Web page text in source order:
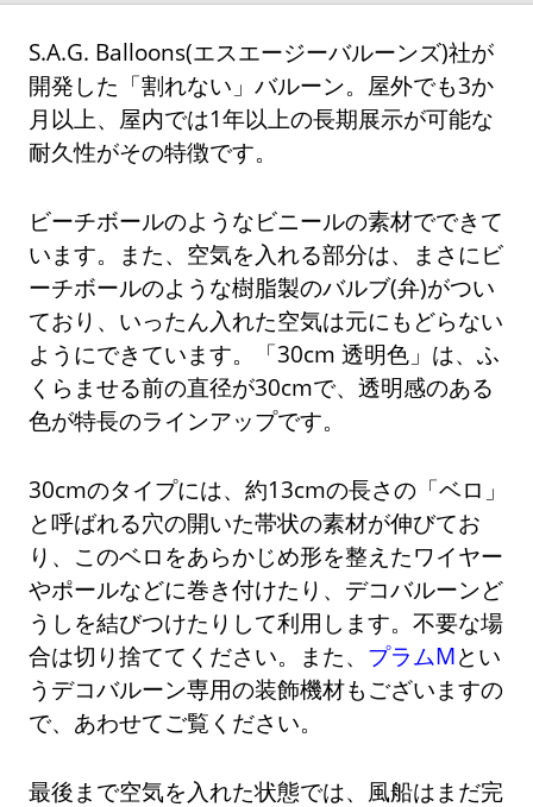
S.A.G. Balloons(エスエージーバルーンズ)社が
開発した「割れない」バルーン。屋外でも3か
月以上、屋内では1年以上の長期展示が可能な
耐久性がその特徴です。
ビーチボールのようなビニールの素材でできて
います。また、空気を入れる部分は、まさにビ
ーチボールのような樹脂製のバルブ(弁)がつい
ており、いったん入れた空気は元にもどらない
ようにできています。「30cm 透明色」は、ふ
くらませる前の直径が30cmで、透明感のある
色が特長のラインアップです。
30cmのタイプには、約13cmの長さの「ベロ」
と呼ばれる穴の開いた帯状の素材が伸びてお
り、このベロをあらかじめ形を整えたワイヤー
やポールなどに巻き付けたり、デコバルーンど
うしを結びつけたりして利用します。不要な場
合は切り捨ててください。また、 プラムMとい
うデコバルーン専用の装飾機材もございますの
で、あわせてご覧ください。
最後まで空気を入れた状態では、風船はまだ完